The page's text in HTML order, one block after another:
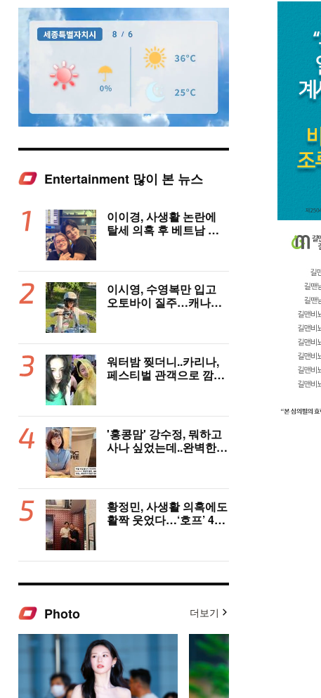
Mute
Entertainment 많이 본 뉴스
이이경, 사생활 논란에
탈세 의혹 후 베트남 女
이시영, 수영복만 입고
오토바이 질주…캐나다
워터밤 찢더니..카리나,
페스티벌 관객으로 깜짝
'홍콩맘' 강수정, 뭐하고
사나 싶었는데..완벽한
황정민, 사생활 의혹에도
활짝 웃었다…‘호프’ 400
Photo 더보기